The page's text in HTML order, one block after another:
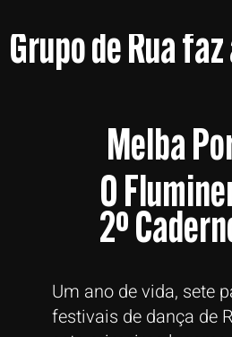
Grupo de Rua
Melba
O
2º
Um ano de vida, sete
festivais de dança de